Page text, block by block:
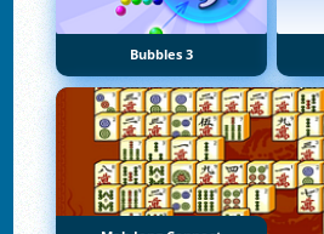
Bubbles 3